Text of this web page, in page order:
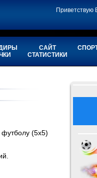
Приветствую
САЙТ
СТАТИСТИКИ
футболу (5х5)